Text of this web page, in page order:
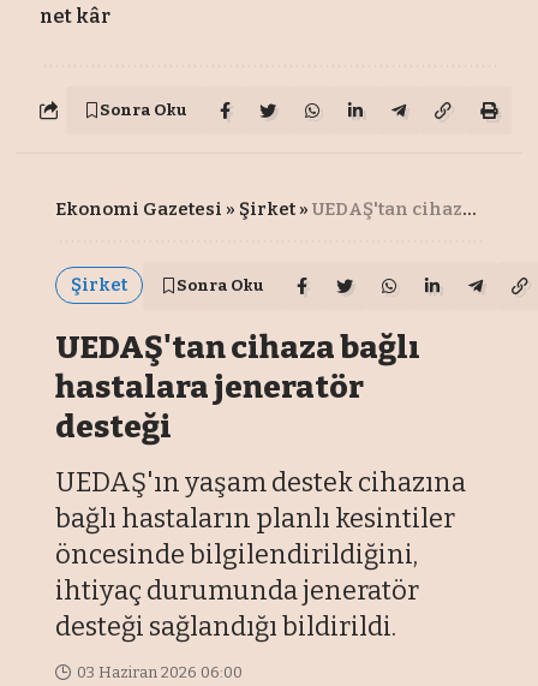
net kâr
Sonra Oku
Ekonomi Gazetesi » Şirket »UEDAŞ'tan cihaza bağlı hastalara jeneratör desteği
Şirket Sonra Oku
UEDAŞ'tan cihaza bağlı
hastalara jeneratör
desteği
UEDAŞ'ın yaşam destek cihazına
bağlı hastaların planlı kesintiler
öncesinde bilgilendirildiğini,
ihtiyaç durumunda jeneratör
desteği sağlandığı bildirildi.
03 Haziran 2026 06:00